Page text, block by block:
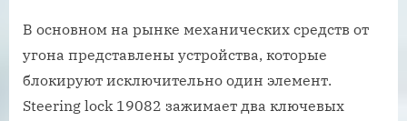
В основном на рынке механических средств от
угона представлены устройства, которые
блокируют исключительно один элемент.
Steering lock 19082 зажимает два ключевых